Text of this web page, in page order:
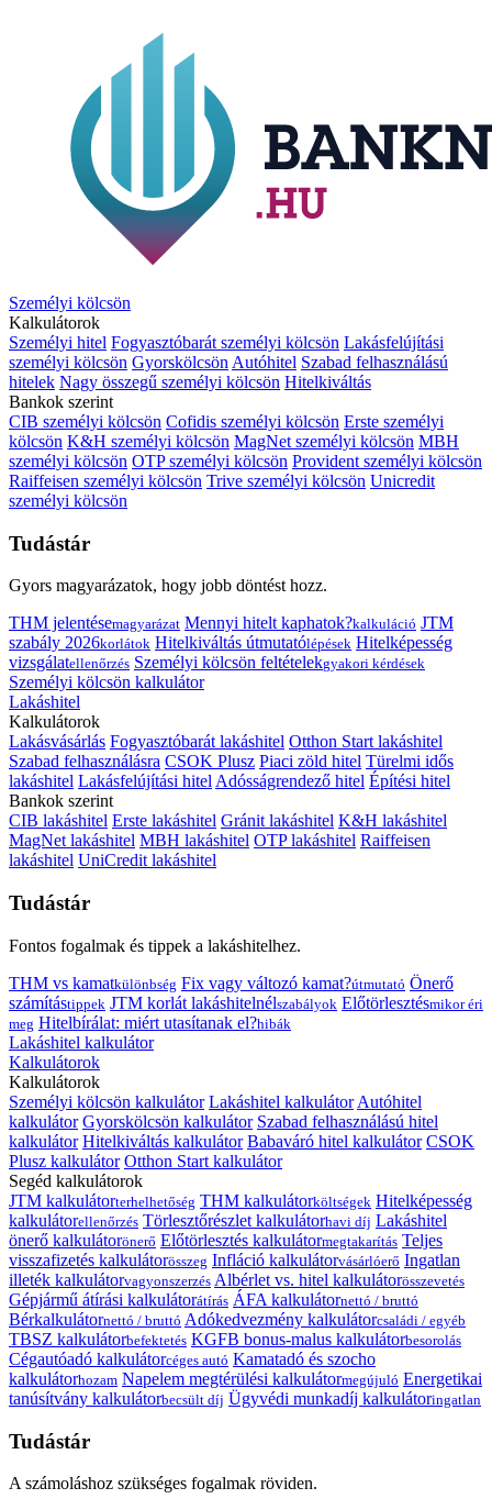
Személyi kölcsön
Kalkulátorok
Személyi hitel Fogyasztóbarát személyi kölcsön Lakásfelújítási
személyi kölcsön Gyorskölcsön Autóhitel Szabad felhasználású
hitelek Nagy összegű személyi kölcsön Hitelkiváltás
Bankok szerint
CIB személyi kölcsön Cofidis személyi kölcsön Erste személyi
kölcsön K&H személyi kölcsön MagNet személyi kölcsön MBH
személyi kölcsön OTP személyi kölcsön Provident személyi kölcsön
Raiffeisen személyi kölcsön Trive személyi kölcsön Unicredit
személyi kölcsön
Tudástár
Gyors magyarázatok, hogy jobb döntést hozz.
THM jelentésemagyarázat Mennyi hitelt kaphatok?kalkuláció JTM
szabály 2026korlátok Hitelkiváltás útmutatólépések Hitelképesség
vizsgálatellenőrzés Személyi kölcsön feltételekgyakori kérdések
Személyi kölcsön kalkulátor
Lakáshitel
Kalkulátorok
Lakásvásárlás Fogyasztóbarát lakáshitel Otthon Start lakáshitel
Szabad felhasználásra CSOK Plusz Piaci zöld hitel Türelmi idős
lakáshitel Lakásfelújítási hitelAdósságrendező hitel Építési hitel
Bankok szerint
CIB lakáshitel Erste lakáshitel Gránit lakáshitel K&H lakáshitel
MagNet lakáshitel MBH lakáshitel OTP lakáshitel Raiffeisen
lakáshitel UniCredit lakáshitel
Tudástár
Fontos fogalmak és tippek a lakáshitelhez.
THM vs kamatkülönbség Fix vagy változó kamat?útmutató Önerő
számítástippek JTM korlát lakáshitelnélszabályok Előtörlesztésmikor éri
meg Hitelbírálat: miért utasítanak el?hibák
Lakáshitel kalkulátor
Kalkulátorok
Kalkulátorok
Személyi kölcsön kalkulátor Lakáshitel kalkulátor Autóhitel
kalkulátor Gyorskölcsön kalkulátor Szabad felhasználású hitel
kalkulátor Hitelkiváltás kalkulátor Babaváró hitel kalkulátor CSOK
Plusz kalkulátor Otthon Start kalkulátor
Segéd kalkulátorok
JTM kalkulátorterhelhetőség THM kalkulátorköltségek Hitelképesség
kalkulátorellenőrzés Törlesztőrészlet kalkulátorhavi díj Lakáshitel
önerő kalkulátorönerő Előtörlesztés kalkulátormegtakarítás Teljes
visszafizetés kalkulátorösszeg Infláció kalkulátorvásárlóerő Ingatlan
illeték kalkulátorvagyonszerzés Albérlet vs. hitel kalkulátorösszevetés
Gépjármű átírási kalkulátorátírás ÁFA kalkulátornettó / bruttó
Bérkalkulátornettó / bruttó Adókedvezmény kalkulátorcsaládi / egyéb
TBSZ kalkulátorbefektetés KGFB bonus-malus kalkulátorbesorolás
Cégautóadó kalkulátorcéges autó Kamatadó és szocho
kalkulátorhozam Napelem megtérülési kalkulátormegújuló Energetikai
tanúsítvány kalkulátorbecsült díj Ügyvédi munkadíj kalkulátoringatlan
Tudástár
A számoláshoz szükséges fogalmak röviden.